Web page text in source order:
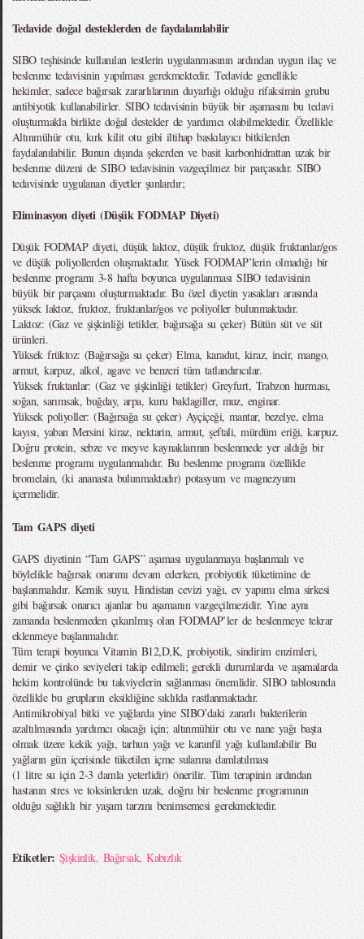
Tedavide doğal desteklerden de faydalanılabilir
SIBO teşhisinde kullanılan testlerin uygulanmasının ardından uygun ilaç ve
beslenme tedavisinin yapılması gerekmektedir. Tedavide genellikle
hekimler, sadece bağırsak zararlılarının duyarlığı olduğu rifaksimin grubu
antibiyotik kullanabilirler. SIBO tedavisinin büyük bir aşamasını bu tedavi
oluşturmakla birlikte doğal destekler de yardımcı olabilmektedir. Özellikle
Altınmühür otu, kırk kilit otu gibi iltihap baskılayıcı bitkilerden
faydalanılabilir. Bunun dışında şekerden ve basit karbonhidrattan uzak bir
beslenme düzeni de SIBO tedavisinin vazgeçilmez bir parçasıdır. SIBO
tedavisinde uygulanan diyetler şunlardır;
Eliminasyon diyeti (Düşük FODMAP Diyeti)
Düşük FODMAP diyeti, düşük laktoz, düşük fruktoz, düşük fruktanlar/gos
ve düşük poliyollerden oluşmaktadır. Yüsek FODMAP’lerin olmadığı bir
beslenme programı 3-8 hafta boyunca uygulanması SIBO tedavisinin
büyük bir parçasını oluşturmaktadır. Bu özel diyetin yasakları arasında
yüksek laktoz, fruktoz, fruktanlar/gos ve poliyoller bulunmaktadır.
Laktoz: (Gaz ve şişkinliği tetikler, bağırsağa su çeker) Bütün süt ve süt
ürünleri.
Yüksek früktoz: (Bağırsağa su çeker) Elma, karadut, kiraz, incir, mango,
armut, karpuz, alkol, agave ve benzeri tüm tatlandırıcılar.
Yüksek fruktanlar: (Gaz ve şişkinliği tetikler) Greyfurt, Trabzon hurması,
soğan, sarımsak, buğday, arpa, kuru baklagiller, muz, enginar.
Yüksek poliyoller: (Bağırsağa su çeker) Ayçiçeği, mantar, bezelye, elma
kayısı, yaban Mersini kiraz, nektarin, armut, şeftali, mürdüm eriği, karpuz.
Doğru protein, sebze ve meyve kaynaklarının beslenmede yer aldığı bir
beslenme programı uygulanmalıdır. Bu beslenme programı özellikle
bromelain, (ki ananasta bulunmaktadır) potasyum ve magnezyum
içermelidir.
Tam GAPS diyeti
GAPS diyetinin “Tam GAPS” aşaması uygulanmaya başlanmalı ve
böylelikle bağırsak onarımı devam ederken, probiyotik tüketimine de
başlanmalıdır. Kemik suyu, Hindistan cevizi yağı, ev yapımı elma sirkesi
gibi bağırsak onarıcı ajanlar bu aşamanın vazgeçilmezidir. Yine aynı
zamanda beslenmeden çıkarılmış olan FODMAP’ler de beslenmeye tekrar
eklenmeye başlanmalıdır.
Tüm terapi boyunca Vitamin B12,D,K, probiyotik, sindirim enzimleri,
demir ve çinko seviyeleri takip edilmeli; gerekli durumlarda ve aşamalarda
hekim kontrolünde bu takviyelerin sağlanması önemlidir. SIBO tablosunda
özellikle bu grupların eksikliğine sıklıkla rastlanmaktadır.
Antimikrobiyal bitki ve yağlarda yine SIBO’daki zararlı bakterilerin
azaltılmasında yardımcı olacağı için; altınmühür otu ve nane yağı başta
olmak üzere kekik yağı, tarhun yağı ve karanfil yağı kullanılabilir Bu
yağların gün içerisinde tüketilen içme sularına damlatılması
(1 litre su için 2-3 damla yeterlidir) önerilir. Tüm terapinin ardından
hastanın stres ve toksinlerden uzak, doğru bir beslenme programının
olduğu sağlıklı bir yaşam tarzını benimsemesi gerekmektedir.
Etiketler: Şişkinlik, Bağırsak,Kabızlık